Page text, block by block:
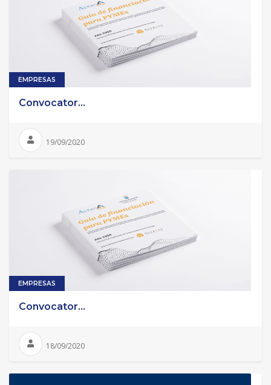
EMPRESAS
Convocator...
19/09/2020
EMPRESAS
Convocator...
18/09/2020